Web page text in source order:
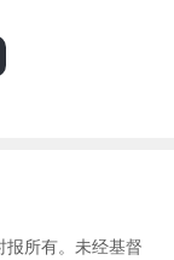
报所有。未经基督